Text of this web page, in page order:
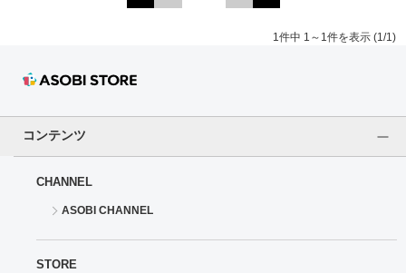
ラブライブ！シリーズ
ラブライブ！
ラブライブ！サンシャイン‼
ラブライブ！スーパースター!!
1件中 1～1件を表示 (1/1)
コンテンツ
CHANNEL
ASOBI CHANNEL
STORE